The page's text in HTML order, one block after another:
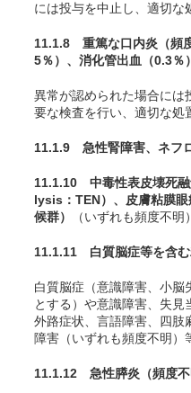
には投与を中止し、適切な
11.1.8 重篤な口内炎 （頻
5％） 、消化管出血 （0.3％）
異常が認められた場合には
要な検査を行い、適切な処
11.1.9 急性腎障害、ネフ
11.1.10 中毒性表皮壊死
lysis：TEN）、皮膚粘膜
候群）
（いずれも頻度不明）
11.1.11 白質脳症等を含む
白質脳症（意識障害、小脳
とする）や意識障害、失
外路症状、言語障害、四肢
障害（いずれも頻度不明）
11.1.12 急性膵炎 （頻度不